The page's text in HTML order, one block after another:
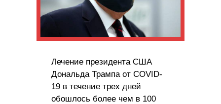
Лечение президента США
Дональда Трампа от COVID-
19 в течение трех дней
обошлось более чем в 100